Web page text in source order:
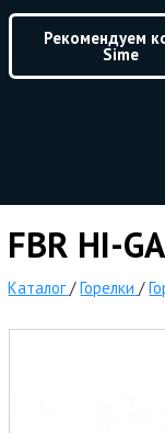
Рекомендуем
Sime
FBR HI-
Каталог /Горелки /